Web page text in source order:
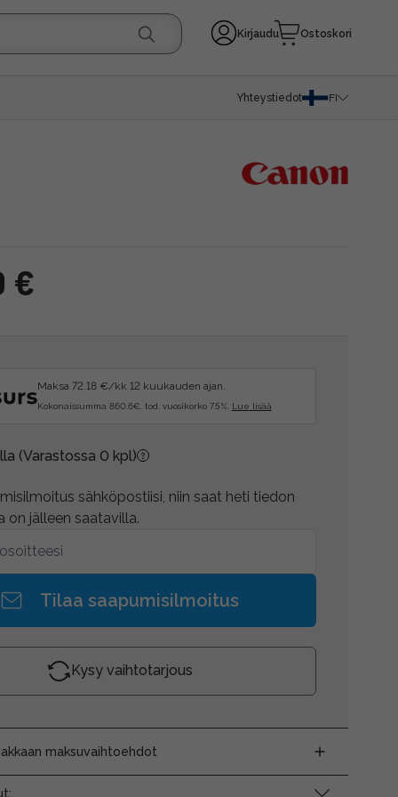
Kirjaudu Ostoskori
Yhteystiedot FI
€
Maksa 72.18 €/kk 12 kuukauden ajan.
Kokonaissumma 860.6€, tod. vuosikorko 7.5%. Lue lisää
(Varastossa 0 kpl)
sähköpostiisi, niin saat heti tiedon
on jälleen saatavilla.
Tilaa saapumisilmoitus
Kysy vaihtotarjous
maksuvaihtoehdot